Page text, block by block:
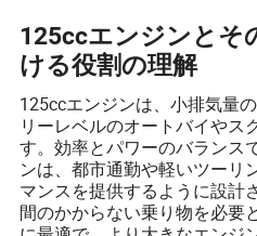
125ccエンジンとそ
ける役割の理解
125ccエンジンは、小排気量
リーレベルのオートバイやス
す。効率とパワーのバランス
ンは、都市通勤や軽いツーリ
マンスを提供するように設計
間のかからない乗り物を必要